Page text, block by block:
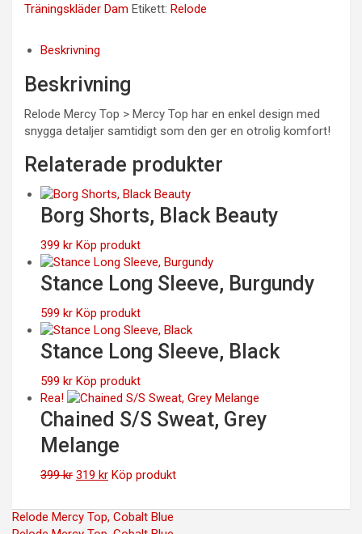
Träningskläder Dam Etikett: Relode
Beskrivning
Beskrivning
Relode Mercy Top > Mercy Top har en enkel design med
snygga detaljer samtidigt som den ger en otrolig komfort!
Relaterade produkter
Borg Shorts, Black Beauty
399 kr Köp produkt
Stance Long Sleeve, Burgundy
599 kr Köp produkt
Stance Long Sleeve, Black
599 kr Köp produkt
Rea!
Chained S/S Sweat, Grey
Melange
399kr Det
priset
var:
319 krDet
priset
är:
Köp produkt
Inläggsnavigering
Relode Mercy Top, Cobalt Blue